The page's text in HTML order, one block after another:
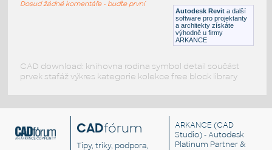
HM CanvasStorage FF10 WoodFreestandingPedestal
Autodesk Revit a další
software pro projektanty
a architekty získáte
výhodně u firmy
ARKANCE
Dosud žádné komentáře - buďte první
CAD download: knihovna rodina symbol detail součást
prvek stafáž výkres kategorie kolekce free block library
CADfórum
Tipy, triky, podpora,
ARKANCE (CAD
Studio) - Autodesk
Platinum Partner &